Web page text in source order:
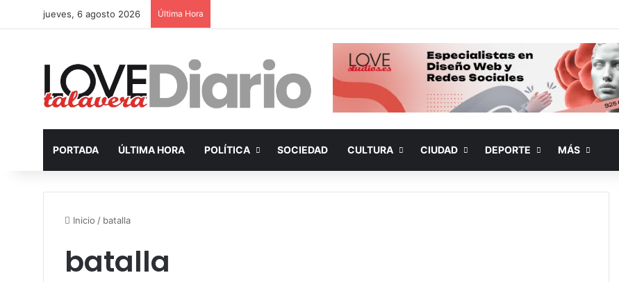
jueves, 6 agosto 2026 Última Hora
PORTADA ÚLTIMA HORA POLÍTICA SOCIEDAD CULTURA CIUDAD DEPORTE MÁS
Inicio / batalla
batalla